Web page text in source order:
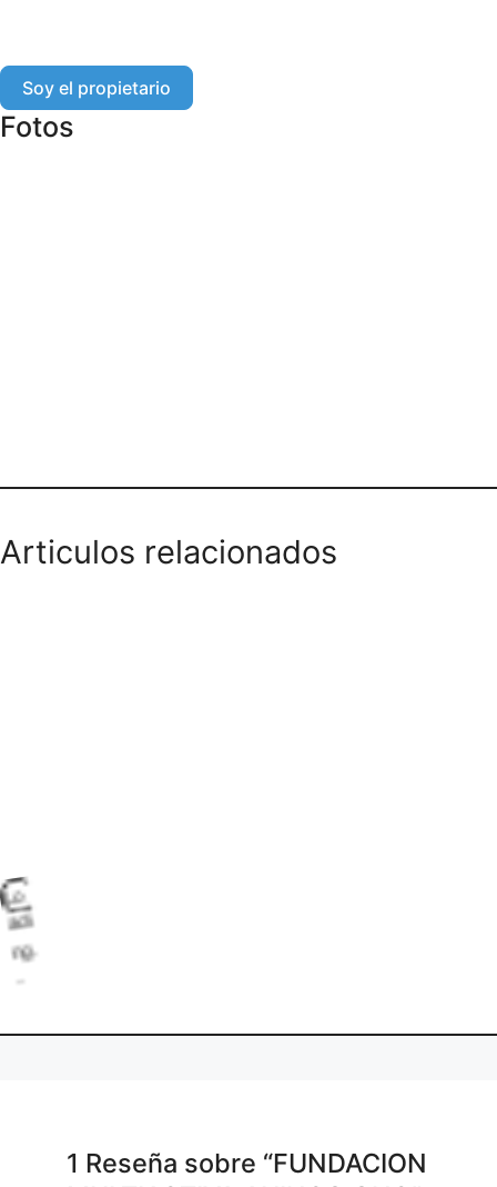
Soy el propietario
Fotos
Articulos relacionados
L
o
d
i
g
.
1 Reseña sobre “FUNDACION